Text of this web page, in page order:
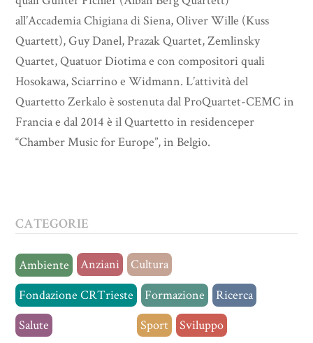
all’Accademia Chigiana di Siena, Oliver Wille (Kuss
Quartett), Guy Danel, Prazak Quartet, Zemlinsky
Quartet, Quatuor Diotima e con compositori quali
Hosokawa, Sciarrino e Widmann. L’attività del
Quartetto Zerkalo è sostenuta dal ProQuartet-CEMC in
Francia e dal 2014 è il Quartetto in residenceper
“Chamber Music for Europe”, in Belgio.
CATEGORIE
Ambiente Anziani
Cultura
Fondazione CRTrieste
Formazione
Ricerca
Salute
Sport
Sviluppo